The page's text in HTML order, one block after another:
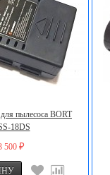
пылесоса BORT
18DS
500 ₽